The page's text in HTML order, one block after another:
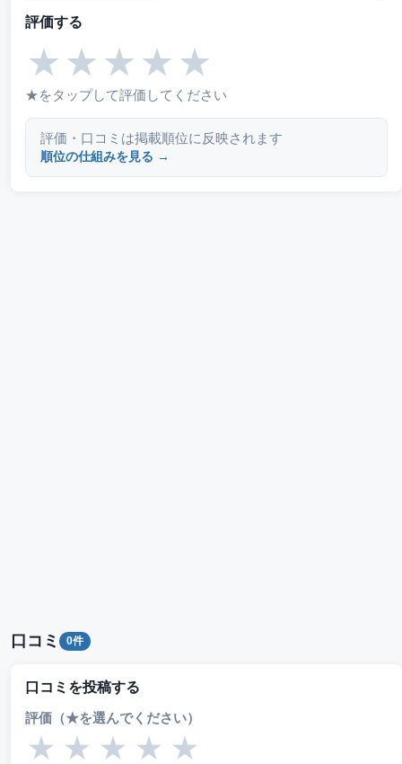
評価する
★ ★ ★ ★ ★
★をタップして評価してください
評価・口コミは掲載順位に反映されます
順位の仕組みを見る →
口コミ 0件
口コミを投稿する
評価（★を選んでください）
★ ★ ★ ★ ★